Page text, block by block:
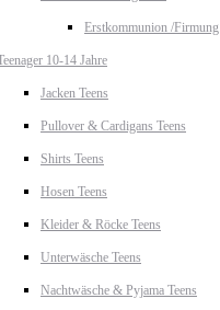
Erstkommunion /Firmung
10-14 Jahre
Jacken Teens
Pullover & Cardigans Teens
Shirts Teens
Hosen Teens
Kleider & Röcke Teens
Unterwäsche Teens
Nachtwäsche & Pyjama Teens